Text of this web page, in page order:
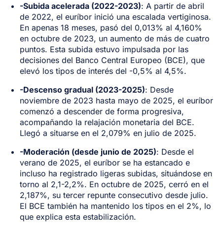
-Subida acelerada (2022-2023): A partir de abril
de 2022, el euríbor inició una escalada vertiginosa.
En apenas 18 meses, pasó del 0,013% al 4,160%
en octubre de 2023, un aumento de más de cuatro
puntos. Esta subida estuvo impulsada por las
decisiones del Banco Central Europeo (BCE), que
elevó los tipos de interés del -0,5% al 4,5%.
-Descenso gradual (2023-2025): Desde
noviembre de 2023 hasta mayo de 2025, el euríbor
comenzó a descender de forma progresiva,
acompañando la relajación monetaria del BCE.
Llegó a situarse en el 2,079% en julio de 2025.
-Moderación (desde junio de 2025): Desde el
verano de 2025, el euríbor se ha estancado e
incluso ha registrado ligeras subidas, situándose en
torno al 2,1-2,2%. En octubre de 2025, cerró en el
2,187%, su tercer repunte consecutivo desde julio.
El BCE también ha mantenido los tipos en el 2%, lo
que explica esta estabilización.